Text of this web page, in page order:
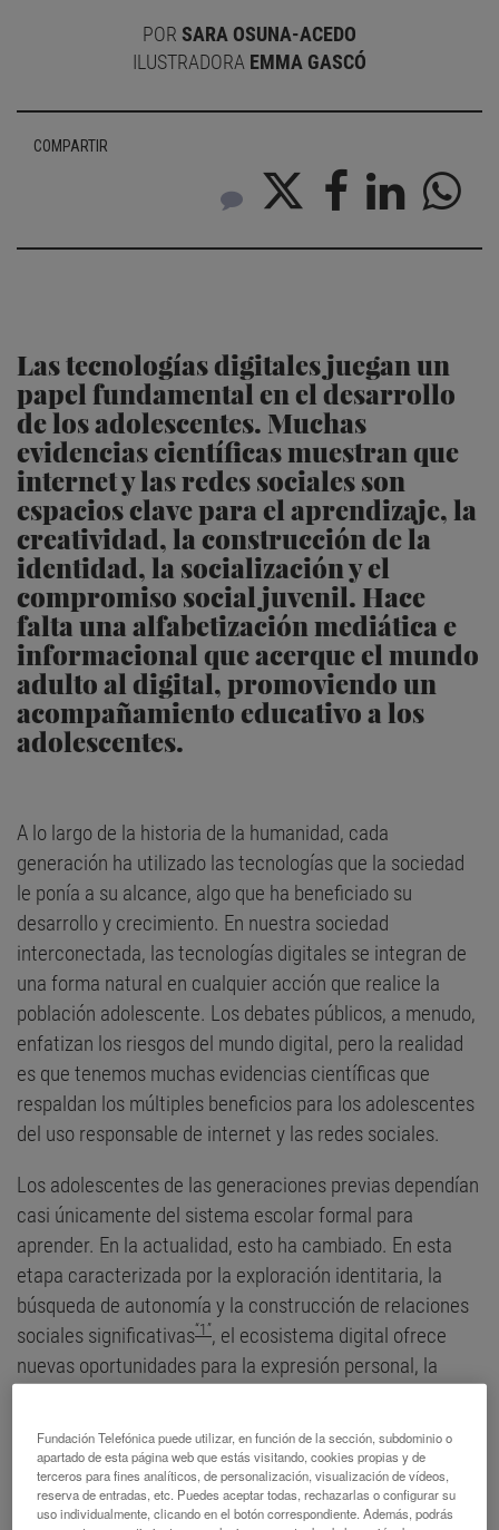
POR SARA OSUNA-ACEDO
ILUSTRADORA EMMA GASCÓ
COMPARTIR
Las tecnologías digitales juegan un
papel fundamental en el desarrollo
de los adolescentes. Muchas
evidencias científicas muestran que
internet y las redes sociales son
espacios clave para el aprendizaje, la
creatividad, la construcción de la
identidad, la socialización y el
compromiso social juvenil. Hace
falta una alfabetización mediática e
informacional que acerque el mundo
adulto al digital, promoviendo un
acompañamiento educativo a los
adolescentes.
A lo largo de la historia de la humanidad, cada
generación ha utilizado las tecnologías que la sociedad
le ponía a su alcance, algo que ha beneficiado su
desarrollo y crecimiento. En nuestra sociedad
interconectada, las tecnologías digitales se integran de
una forma natural en cualquier acción que realice la
población adolescente. Los debates públicos, a menudo,
enfatizan los riesgos del mundo digital, pero la realidad
es que tenemos muchas evidencias científicas que
respaldan los múltiples beneficios para los adolescentes
del uso responsable de internet y las redes sociales.
Los adolescentes de las generaciones previas dependían
casi únicamente del sistema escolar formal para
aprender. En la actualidad, esto ha cambiado. En esta
etapa caracterizada por la exploración identitaria, la
búsqueda de autonomía y la construcción de relaciones
sociales significativas“1”, el ecosistema digital ofrece
nuevas oportunidades para la expresión personal, la
El ecosistema
Fundación Telefónica puede utilizar, en función de la sección, subdominio o
apartado de esta página web que estás visitando, cookies propias y de
terceros para fines analíticos, de personalización, visualización de vídeos,
reserva de entradas, etc. Puedes aceptar todas, rechazarlas o configurar su
uso individualmente, clicando en el botón correspondiente. Además, podrás